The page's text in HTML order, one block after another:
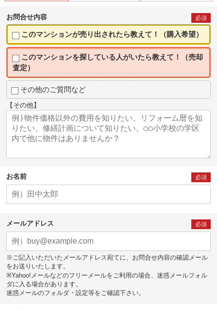
お問合せ内容 必須
このマンションが売り出されたら教えて！（購入希望）
このマンションを探している人がいたら教えて！（売却
査定）
その他のご質問など
【その他】
お名前 必須
メールアドレス 必須
※ご記入いただいたメールアドレス宛てに、お問合せ内容の確認メール
をお送りいたします。
※Yahoo!メールなどのフリーメールをご利用の場合、迷惑メールフォル
ダに入る場合があります。
迷惑メールのフォルダ・設定等をご確認下さい。